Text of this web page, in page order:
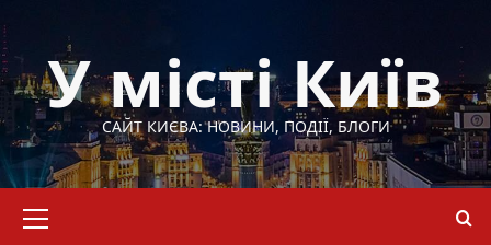
до
вмістуУ місті Київ
САЙТ КИЄВА: НОВИНИ, ПОДІЇ, БЛОГИ
меню